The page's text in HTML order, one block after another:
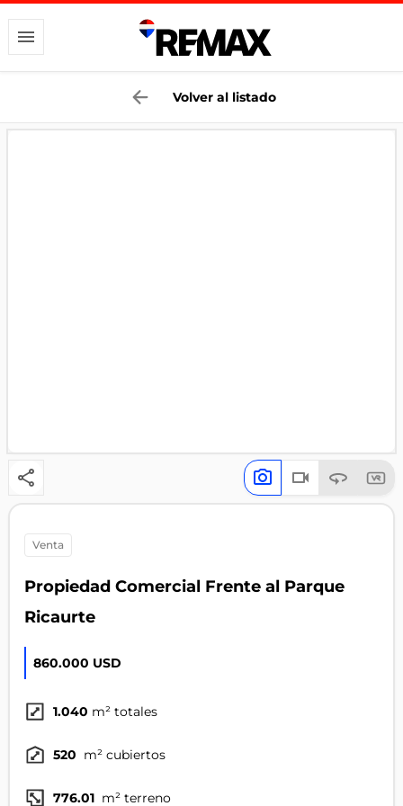
Volver al listado
venta
Propiedad Comercial Frente al Parque
Ricaurte
860.000 USD
1.040 m² totales
520 m² cubiertos
776.01 m² terreno